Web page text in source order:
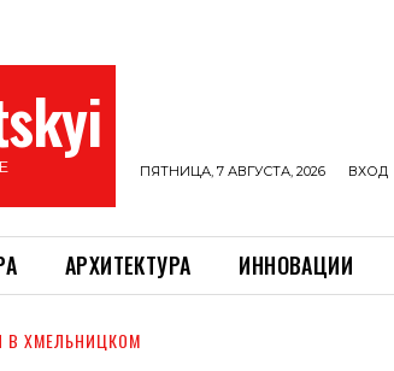
ПЯТНИЦА, 7 АВГУСТА, 2026 ВХОД
АРХИТЕКТУРА ИННОВАЦИИ
В ХМЕЛЬНИЦКОМ